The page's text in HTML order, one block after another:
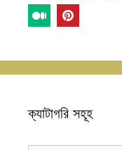
ক্যাটাগরি সহূহ